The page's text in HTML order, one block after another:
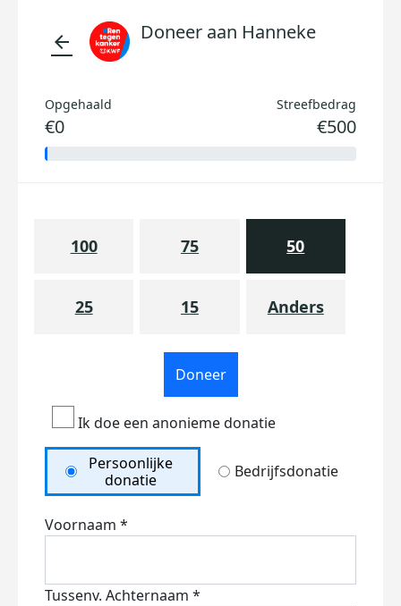
arrow_back Doneer aan Hanneke
Opgehaald
€0
Streefbedrag
€500
100 75 50
25 15 Anders
Doneer
Ik doe een anonieme donatie
Persoonlijke
donatie
Bedrijfsdonatie
Voornaam *
Tussenv. Achternaam *